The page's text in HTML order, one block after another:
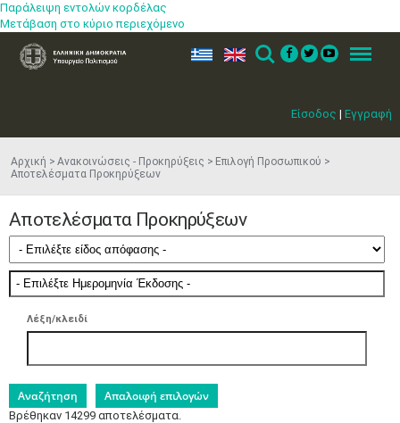
Παράλειψη εντολών κορδέλας
Μετάβαση στο κύριο περιεχόμενο
Είσοδος | Εγγραφή
ελ en Search Menu
Αρχική Ανακοινώσεις - Προκηρύξεις
Επιλογή Προσωπικού
Αποτελέσματα Προκηρύξεων
Αποτελέσματα Προκηρύξεων
Λέξη/κλειδί
Βρέθηκαν 14299 αποτελέσματα.